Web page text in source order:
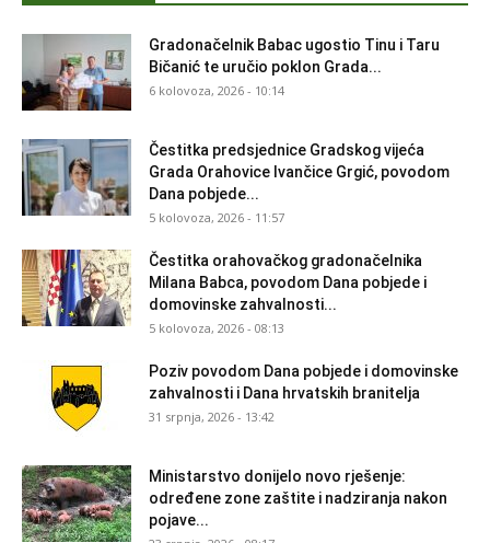
Gradonačelnik Babac ugostio Tinu i Taru
Bičanić te uručio poklon Grada...
6 kolovoza, 2026 - 10:14
Čestitka predsjednice Gradskog vijeća
Grada Orahovice Ivančice Grgić, povodom
Dana pobjede...
5 kolovoza, 2026 - 11:57
Čestitka orahovačkog gradonačelnika
Milana Babca, povodom Dana pobjede i
domovinske zahvalnosti...
5 kolovoza, 2026 - 08:13
Poziv povodom Dana pobjede i domovinske
zahvalnosti i Dana hrvatskih branitelja
31 srpnja, 2026 - 13:42
Ministarstvo donijelo novo rješenje:
određene zone zaštite i nadziranja nakon
pojave...